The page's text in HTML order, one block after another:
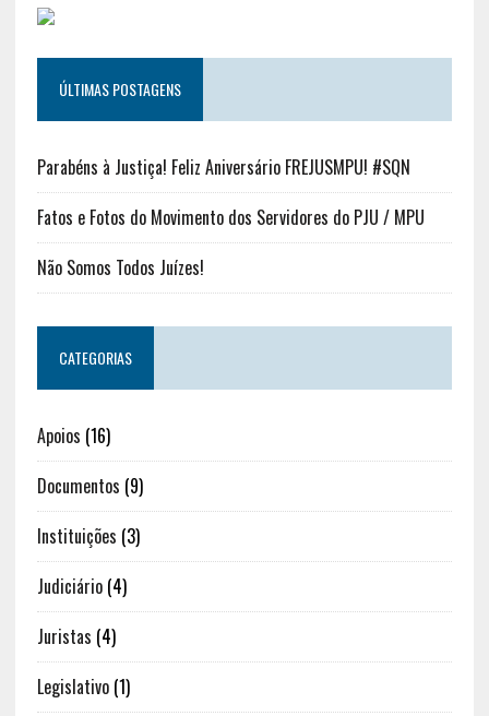
ÚLTIMAS POSTAGENS
Parabéns à Justiça! Feliz Aniversário FREJUSMPU! #SQN
Fatos e Fotos do Movimento dos Servidores do PJU / MPU
Não Somos Todos Juízes!
CATEGORIAS
Apoios (16)
Documentos (9)
Instituições (3)
Judiciário(4)
Juristas (4)
Legislativo(1)